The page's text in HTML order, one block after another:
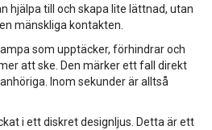
hjälpa till och skapa lite lättnad, utan
mänskliga kontakten.
som upptäcker, förhindrar och
att ske. Den märker ett fall direkt
Inom sekunder är alltså
i ett diskret designljus. Detta är ett